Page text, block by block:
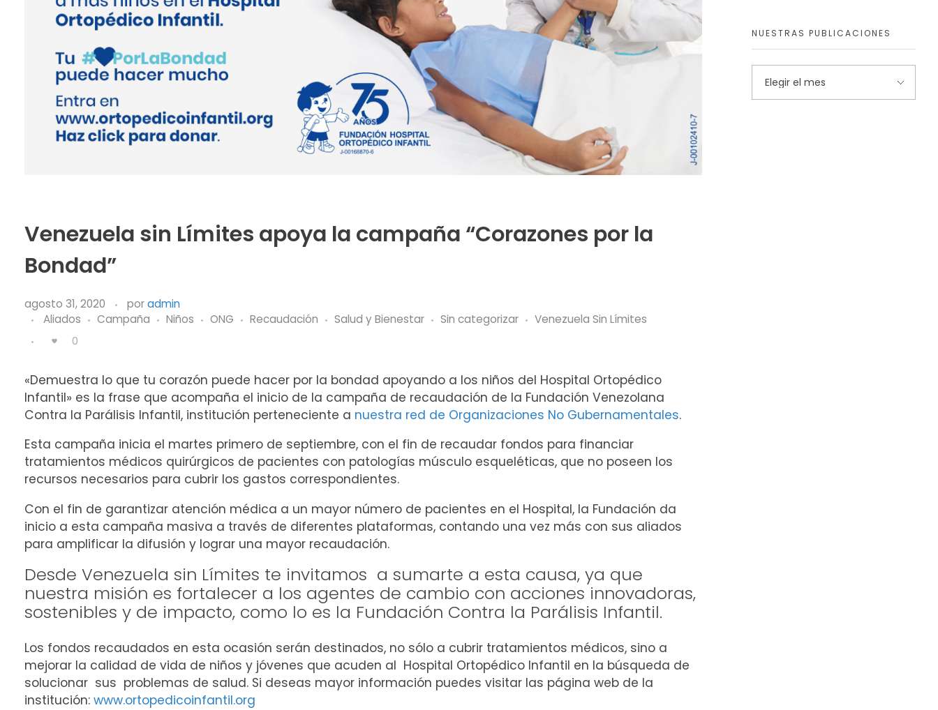
Venezuela sin Límites apoya la campaña “Corazones por la
Bondad”
agosto 31, 2020 poradmin
Aliados
Campaña Niños ONG Recaudación Salud y Bienestar Sin categorizar Venezuela Sin Límites
0
«Demuestra lo que tu corazón puede hacer por la bondad apoyando a los niños del Hospital Ortopédico
Infantil» es la frase que acompaña el inicio de la campaña de recaudación de la Fundación Venezolana
Contra la Parálisis Infantil, institución perteneciente a nuestra red de Organizaciones No Gubernamentales.
Esta campaña inicia el martes primero de septiembre, con el fin de recaudar fondos para financiar
tratamientos médicos quirúrgicos de pacientes con patologías músculo esqueléticas, que no poseen los
recursos necesarios para cubrir los gastos correspondientes.
Con el fin de garantizar atención médica a un mayor número de pacientes en el Hospital, la Fundación da
inicio a esta campaña masiva a través de diferentes plataformas, contando una vez más con sus aliados
para amplificar la difusión y lograr una mayor recaudación.
Desde Venezuela sin Límites te invitamos a sumarte a esta causa, ya que
nuestra misión es fortalecer a los agentes de cambio con acciones innovadoras,
sostenibles y de impacto, como lo es la Fundación Contra la Parálisis Infantil.
Los fondos recaudados en esta ocasión serán destinados, no sólo a cubrir tratamientos médicos, sino a
mejorar la calidad de vida de niños y jóvenes que acuden al Hospital Ortopédico Infantil en la búsqueda de
solucionar sus problemas de salud. Si deseas mayor información puedes visitar las página web de la
institución: www.ortopedicoinfantil.org
NUESTRAS PUBLICACIONES